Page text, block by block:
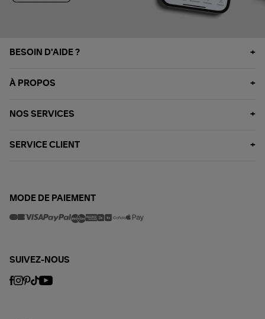
BESOIN D'AIDE ?
À PROPOS
NOS SERVICES
SERVICE CLIENT
MODE DE PAIEMENT
SUIVEZ-NOUS